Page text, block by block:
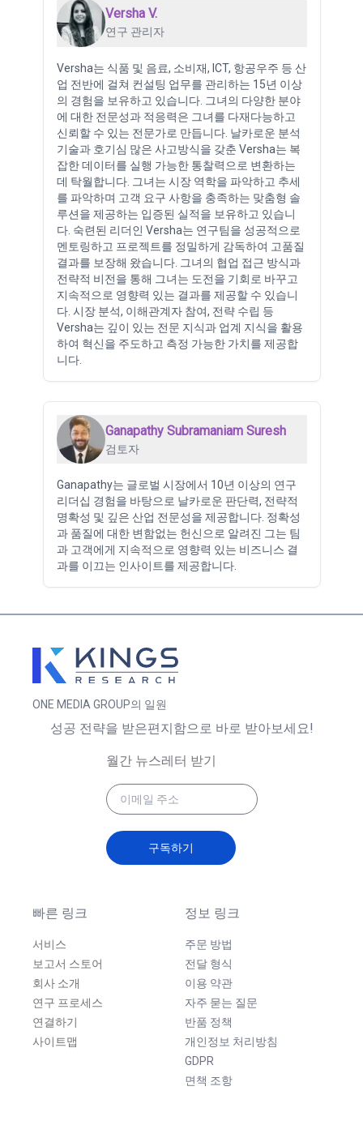
Versha V.
연구 관리자
Versha는 식품 및 음료, 소비재, ICT, 항공우주 등 산
업 전반에 걸쳐 컨설팅 업무를 관리하는 15년 이상
의 경험을 보유하고 있습니다. 그녀의 다양한 분야
에 대한 전문성과 적응력은 그녀를 다재다능하고
신뢰할 수 있는 전문가로 만듭니다. 날카로운 분석
기술과 호기심 많은 사고방식을 갖춘 Versha는 복
잡한 데이터를 실행 가능한 통찰력으로 변환하는
데 탁월합니다. 그녀는 시장 역학을 파악하고 추세
를 파악하며 고객 요구 사항을 충족하는 맞춤형 솔
루션을 제공하는 입증된 실적을 보유하고 있습니
다. 숙련된 리더인 Versha는 연구팀을 성공적으로
멘토링하고 프로젝트를 정밀하게 감독하여 고품질
결과를 보장해 왔습니다. 그녀의 협업 접근 방식과
전략적 비전을 통해 그녀는 도전을 기회로 바꾸고
지속적으로 영향력 있는 결과를 제공할 수 있습니
다. 시장 분석, 이해관계자 참여, 전략 수립 등
Versha는 깊이 있는 전문 지식과 업계 지식을 활용
하여 혁신을 주도하고 측정 가능한 가치를 제공합
니다.
Ganapathy Subramaniam Suresh
검토자
Ganapathy는 글로벌 시장에서 10년 이상의 연구
리더십 경험을 바탕으로 날카로운 판단력, 전략적
명확성 및 깊은 산업 전문성을 제공합니다. 정확성
과 품질에 대한 변함없는 헌신으로 알려진 그는 팀
과 고객에게 지속적으로 영향력 있는 비즈니스 결
과를 이끄는 인사이트를 제공합니다.
ONE MEDIA GROUP의 일원
빠른 링크
서비스
보고서 스토어
회사 소개
연구 프로세스
연결하기
사이트맵
정보 링크
주문 방법
전달 형식
이용 약관
자주 묻는 질문
반품 정책
개인정보 처리방침
GDPR
면책 조항
성공 전략을 받은편지함으로 바로 받아보세요!
월간 뉴스레터 받기
구독하기